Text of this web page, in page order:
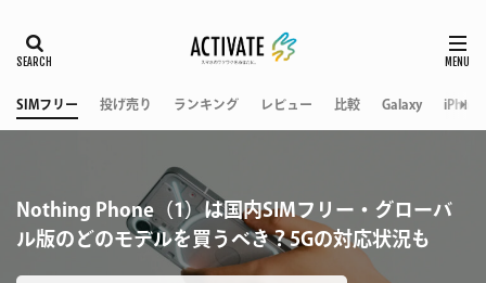
SIMフリー 投げ売り ランキング レビュー 比較 Galaxy iPhone
Nothing Phone（1）は国内SIMフリー・グローバ
ル版のどのモデルを買うべき？5Gの対応状況も